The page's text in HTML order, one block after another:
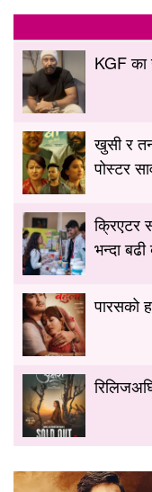
KGF का
खुसी र
पोस्टर
क्रिएटर
भन्दा
पारसको